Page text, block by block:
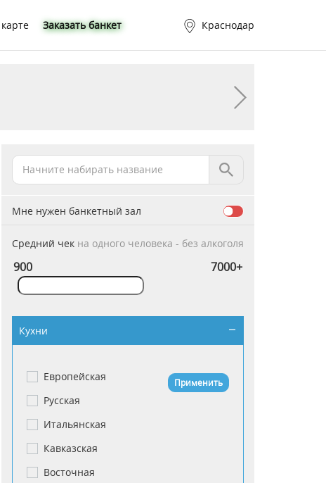
Заказать банкет Краснодар
Мне нужен банкетный зал
Средний чек на одного человека - без алкоголя
Кухни
Европейская
Русская
Итальянская
Кавказская
Восточная
Применить